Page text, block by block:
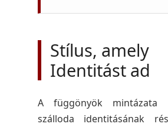
Stílus, amely
Identitást ad
A függönyök
szálloda identitásának